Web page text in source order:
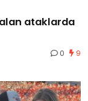
ataklarda
0 9